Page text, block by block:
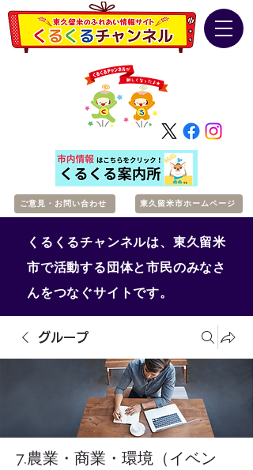
ご意見・お問い合わせ 東久留米市ホームページ
くるくるチャンネルは、東久留米
市で活動する団体と市民のみなさ
んをつなぐサイトです。
グループ
7.農業・商業・環境（イベン